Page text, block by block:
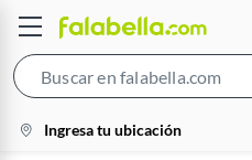
location-
icon
Ingresa tu ubicación